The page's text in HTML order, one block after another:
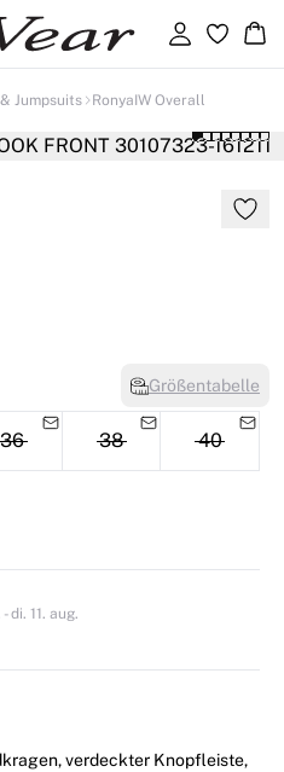
Einloggen
Jumpsuits RonyaIW Overall
Größentabelle
36 38 40
di. 11. aug.
verdeckter Knopfleiste,